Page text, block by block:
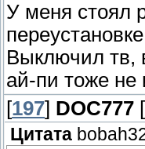
У меня стоял
Выключил тв,
ай-пи тоже
[197] DOC777
Цитата